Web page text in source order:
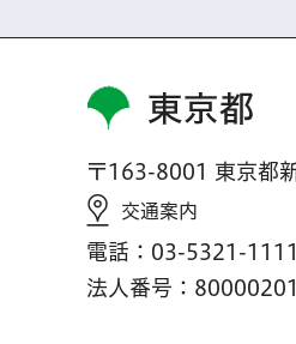
東京都
〒163-8001 東京都
交通案内
電話：03-5321-
法人番号：